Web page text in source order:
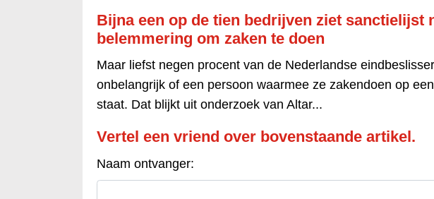
Bijna een op de tien bedrijven ziet sanctielijst
belemmering om zaken te doen
Maar liefst negen procent van de Nederlandse
onbelangrijk of een persoon waarmee ze zakendoen op
staat. Dat blijkt uit onderzoek van Altar...
Vertel een vriend over bovenstaande artikel.
Naam ontvanger: